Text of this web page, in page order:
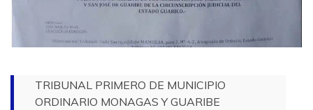
TRIBUNAL PRIMERO DE MUNICIPIO
ORDINARIO MONAGAS Y GUARIBE